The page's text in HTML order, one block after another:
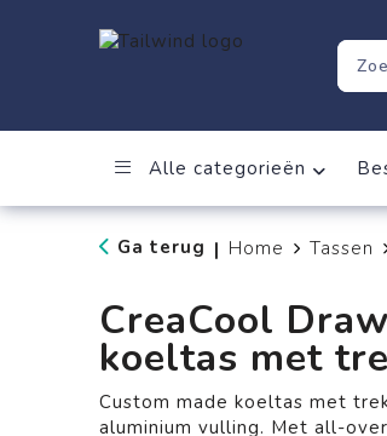
Alle categorieën
Ga terug | Home Tassen
CreaCool
koeltas met
Custom made koeltas met
aluminium vulling. Met all-